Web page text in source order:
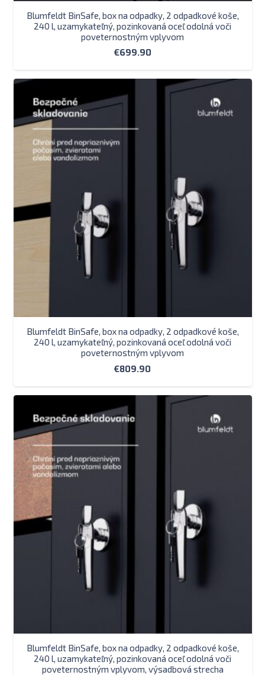
Blumfeldt BinSafe, box na odpadky, 2 odpadkové koše,
240 l, uzamykateľný, pozinkovaná oceľ odolná voči
poveternostným vplyvom
€699.90
Blumfeldt BinSafe, box na odpadky, 2 odpadkové koše,
240 l, uzamykateľný, pozinkovaná oceľ odolná voči
poveternostným vplyvom
€809.90
Blumfeldt BinSafe, box na odpadky, 2 odpadkové koše,
240 l, uzamykateľný, pozinkovaná oceľ odolná voči
poveternostným vplyvom, výsadbová strecha